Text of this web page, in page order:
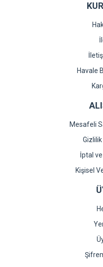
Bu ürüne benzer farklı
Havale
Mesafeli
İptal
Kişisel